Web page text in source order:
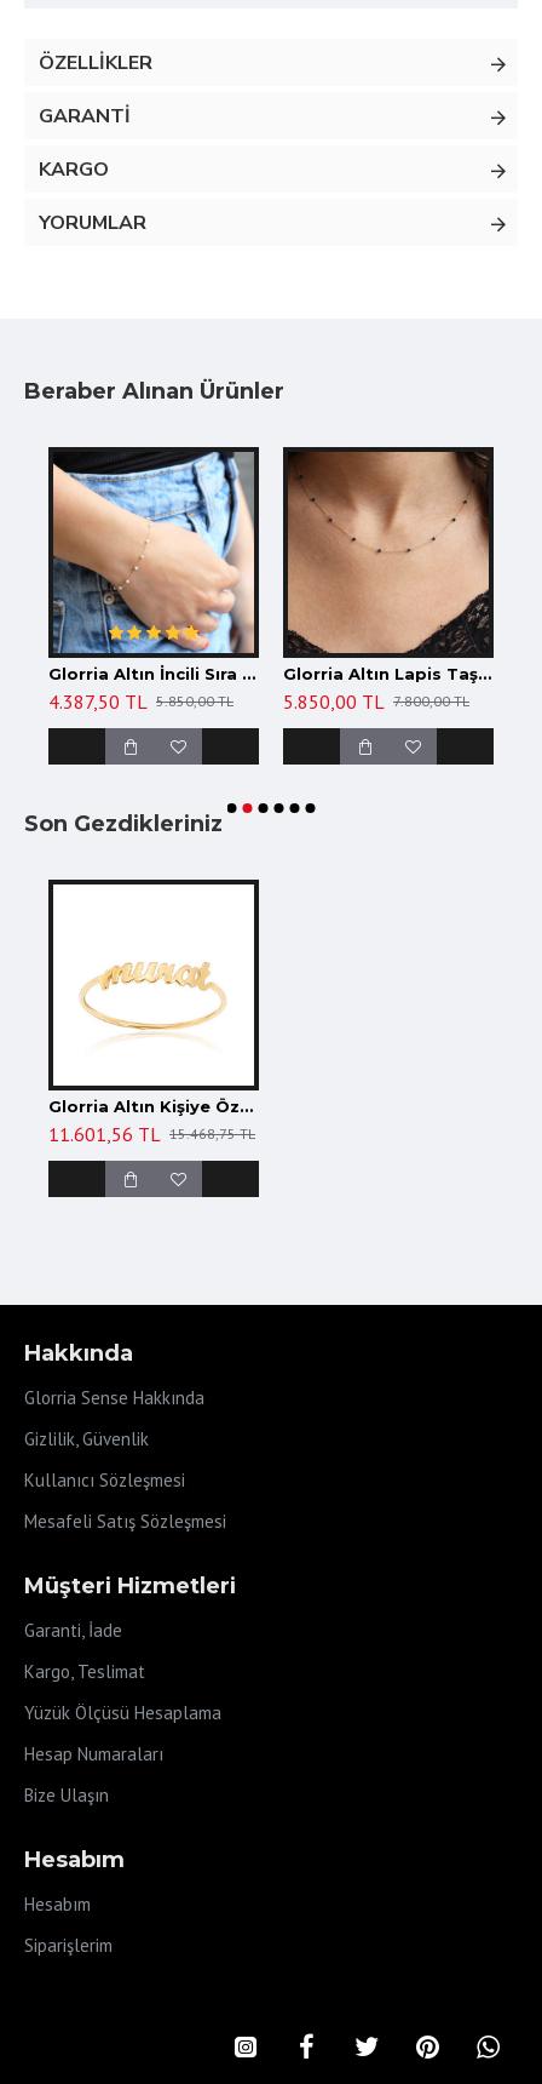
ÖZELLIKLER
GARANTI
KARGO
YORUMLAR
Beraber Alınan Ürünler
Glorria Altın İncili Sıra Bileklik
4.387,50 TL 5.850,00 TL
Glorria Altın Lapis Taşlı Sıra Kolye
5.850,00 TL 7.800,00 TL
Son Gezdikleriniz
Glorria Altın Kişiye Özel İsimli Yüzük
11.601,56 TL 15.468,75 TL
Hakkında
Glorria Sense Hakkında
Gizlilik, Güvenlik
Kullanıcı Sözleşmesi
Mesafeli Satış Sözleşmesi
Müşteri Hizmetleri
Garanti, İade
Kargo, Teslimat
Yüzük Ölçüsü Hesaplama
Hesap Numaraları
Bize Ulaşın
Hesabım
Hesabım
Siparişlerim